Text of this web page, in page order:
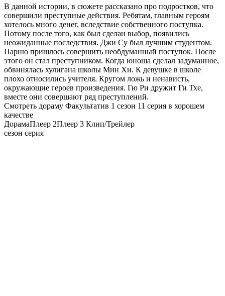
В данной истории, в сюжете рассказано про подростков, что
совершили преступные действия. Ребятам, главным героям
хотелось много денег, вследствие собственного поступка.
Потому после того, как был сделан выбор, появились
неожиданные последствия. Джи Су был лучшим студентом.
Парню пришлось совершить необдуманный поступок. После
этого он стал преступником. Когда юноша сделал задуманное,
обвинялась хулигана школы Мин Хи. К девушке в школе
плохо относились учителя. Кругом ложь и ненависть,
окружающие героев произведения. Гю Ри дружит Ги Тхе,
вместе они совершают ряд преступлений.
Смотреть дораму Факультатив 1 сезон 11 серия в хорошем
качестве
ДорамаПлеер 2Плеер 3 Клип/Трейлер
сезон серия